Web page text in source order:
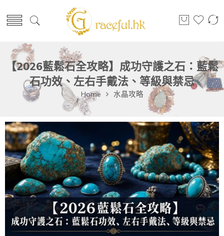
【2026藍鬆石全攻略】成功守護之石：藍鬆
石功效、左右手戴法、等級與禁忌
Home 水晶攻略